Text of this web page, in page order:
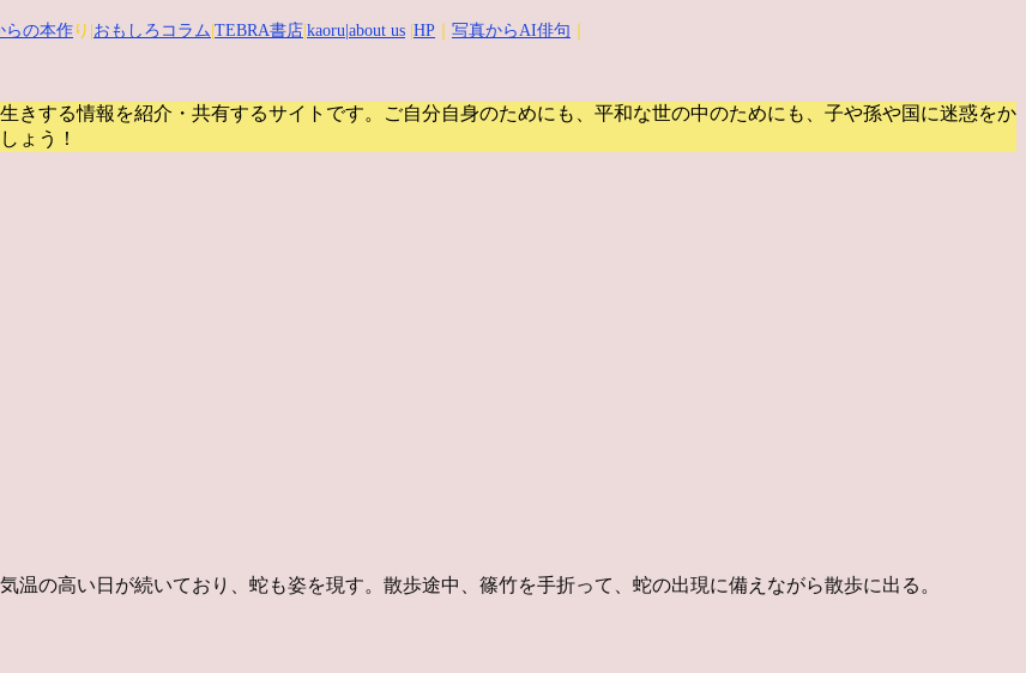
らの本作り| おもしろコラム TEBRA書店 kaoru |about us HP 写真からAI俳句
きする情報を紹介・共有するサイトです。
ご自分自身のためにも、平和な世の中のためにも、子や孫や国に迷惑をか
ょう！
の高い日が続いており、蛇も姿を現す。散歩途中、篠竹を手折って、蛇の出現に備えながら散歩に出る。